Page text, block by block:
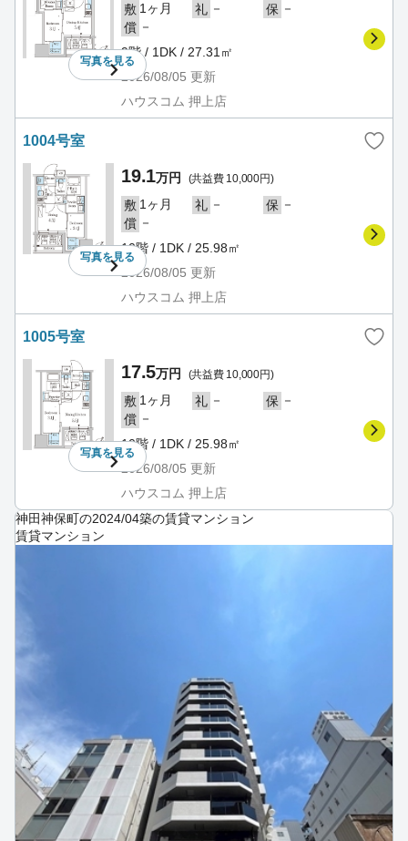
写真を見る
敷 1ヶ月 礼 － 保 －
償 －
9階 / 1DK / 27.31㎡
2026/08/05 更新
ハウスコム 押上店
1004号室
写真を見る
19.1万円 (共益費 10,000円)
敷 1ヶ月 礼 － 保 －
償 －
10階 / 1DK / 25.98㎡
2026/08/05 更新
ハウスコム 押上店
1005号室
写真を見る
17.5万円 (共益費 10,000円)
敷 1ヶ月 礼 － 保 －
償 －
10階 / 1DK / 25.98㎡
2026/08/05 更新
ハウスコム 押上店
神田神保町の2024/04築の賃貸マンション
賃貸マンション